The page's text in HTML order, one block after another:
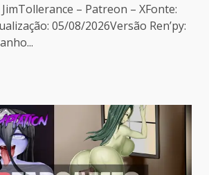
– Patreon – XFonte:
05/08/2026Versão Ren’py: